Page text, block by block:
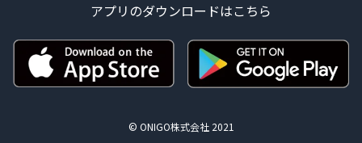
アプリのダウンロードはこちら
© ONIGO株式会社 2021